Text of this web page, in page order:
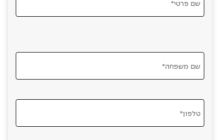
שם פרטי*
שם משפחה*
טלפון*